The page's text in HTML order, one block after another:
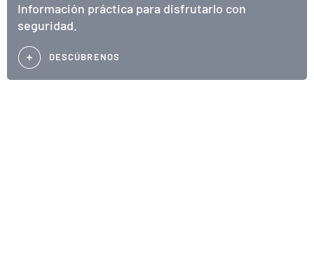
Información práctica para disfrutarlo con
seguridad.
DESCÚBRENOS